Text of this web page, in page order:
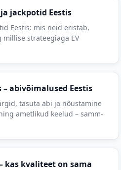
jackpotid Eestis
Eestis: mis neid eristab,
strateegiaga EV
abivõimalused Eestis
tasuta abi ja nõustamine
ametlikud keelud – samm-
kas kvaliteet on sama